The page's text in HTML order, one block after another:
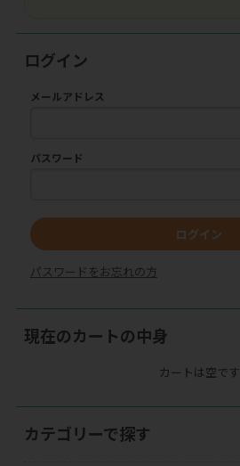
ログイン
メールアドレス
パスワード
ログイン
パスワードをお忘れの方
現在のカートの中身
カートは空です
カテゴリーで探す